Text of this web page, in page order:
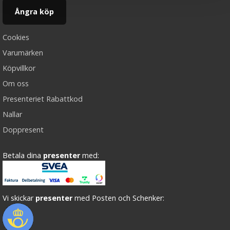
Ångra köp
Cookies
Varumärken
Köpvillkor
Om oss
Presenteriet Rabattkod
Nallar
Doppresent
Betala dina presenter med:
Vi skickar presenter med Posten och Schenker: